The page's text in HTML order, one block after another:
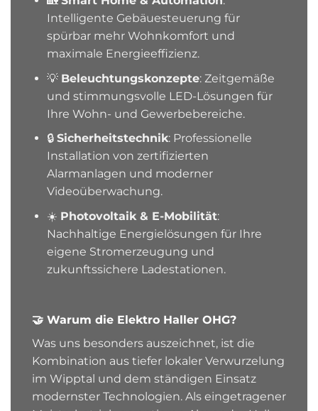
Intelligente Gebäuesteuerung für
spürbar mehr Wohnkomfort und
maximale Energieeffizienz.
💡 Beleuchtungskonzepte: Zeitgemäße
und stimmungsvolle LED-Lösungen für
Ihre Wohn- und Gewerbebereiche.
🔒 Sicherheitstechnik: Professionelle
Installation von zertifizierten
Alarmanlagen und moderner
Videoüberwachung.
☀️ Photovoltaik & E-Mobilität:
Nachhaltige Energielösungen für Ihre
eigene Stromerzeugung und
zukunftssichere Ladestationen.
🤝 Warum die Elektro Haller OHG?
Was uns besonders auszeichnet, ist die
Kombination aus tiefer lokaler Verwurzelung
im Wipptal und dem ständigen Einsatz
modernster Technologien. Als eingetragener